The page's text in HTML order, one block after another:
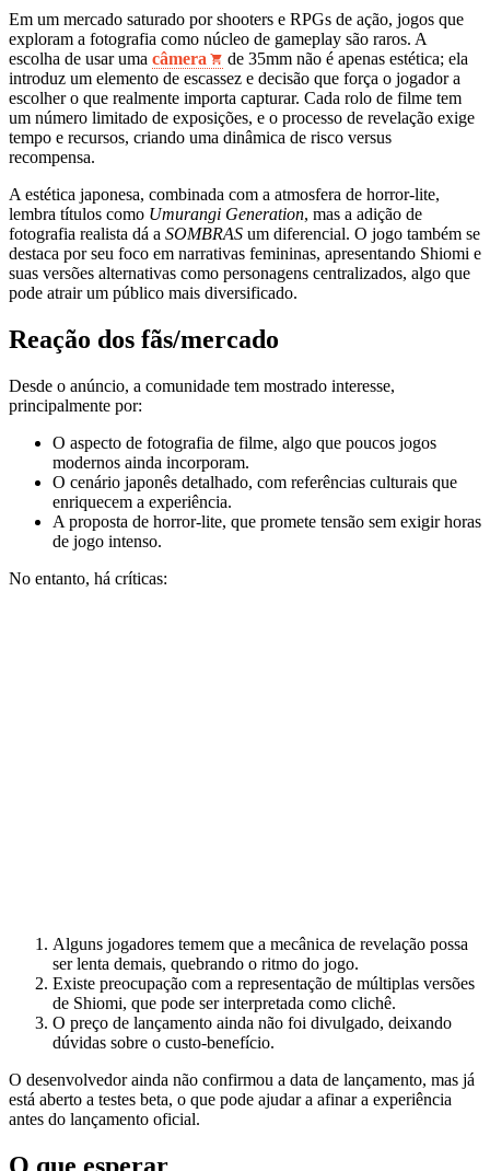
Em um mercado saturado por shooters e RPGs de ação, jogos que
exploram a fotografia como núcleo de gameplay são raros. A
escolha de usar uma câmera
de 35mm não é apenas estética; ela
introduz um elemento de escassez e decisão que força o jogador a
escolher o que realmente importa capturar. Cada rolo de filme tem
um número limitado de exposições, e o processo de revelação exige
tempo e recursos, criando uma dinâmica de risco versus
recompensa.
A estética japonesa, combinada com a atmosfera de horror-lite,
lembra títulos como Umurangi Generation, mas a adição de
fotografia realista dá a SOMBRAS um diferencial. O jogo também se
destaca por seu foco em narrativas femininas, apresentando Shiomi e
suas versões alternativas como personagens centralizados, algo que
pode atrair um público mais diversificado.
Reação dos fãs/mercado
Desde o anúncio, a comunidade tem mostrado interesse,
principalmente por:
O aspecto de fotografia de filme, algo que poucos jogos
modernos ainda incorporam.
O cenário japonês detalhado, com referências culturais que
enriquecem a experiência.
A proposta de horror-lite, que promete tensão sem exigir horas
de jogo intenso.
No entanto, há críticas:
Alguns jogadores temem que a mecânica de revelação possa
ser lenta demais, quebrando o ritmo do jogo.
Existe preocupação com a representação de múltiplas versões
de Shiomi, que pode ser interpretada como clichê.
O preço de lançamento ainda não foi divulgado, deixando
dúvidas sobre o custo-benefício.
O desenvolvedor ainda não confirmou a data de lançamento, mas já
está aberto a testes beta, o que pode ajudar a afinar a experiência
antes do lançamento oficial.